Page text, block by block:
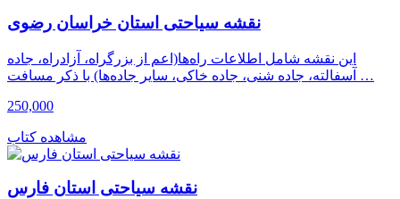
نقشه سیاحتی استان خراسان رضوى
این نقشه شامل اطلاعات راه‌ها(اعم از بزرگراه، آزادراه، جاده
آسفالته، جاده شنی، جاده خاکی، سایر جاده‌ها) با ذکر مسافت …
250,000
مشاهده کتاب
نقشه سیاحتی استان فارس